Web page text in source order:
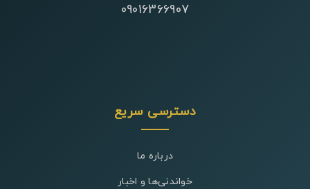
09016366907
دسترسی سریع
درباره ما
خواندنی‌ها و اخبار